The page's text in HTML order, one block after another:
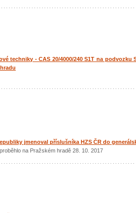
techniky - CAS 20/4000/240 S1T na
jmenoval příslušníka HZS ČR do
na Pražském hradě 28. 10. 2017